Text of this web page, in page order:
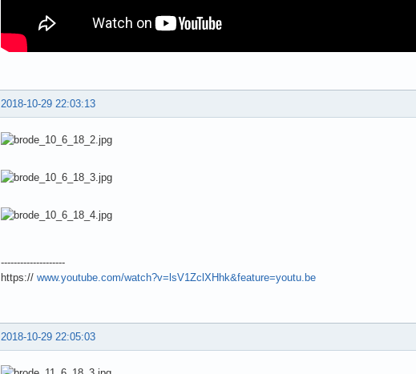
2018-10-29 22:03:13
--------------------
https:// www.youtube.com/watch?v=lsV1ZclXHhk&feature=youtu.be
2018-10-29 22:05:03